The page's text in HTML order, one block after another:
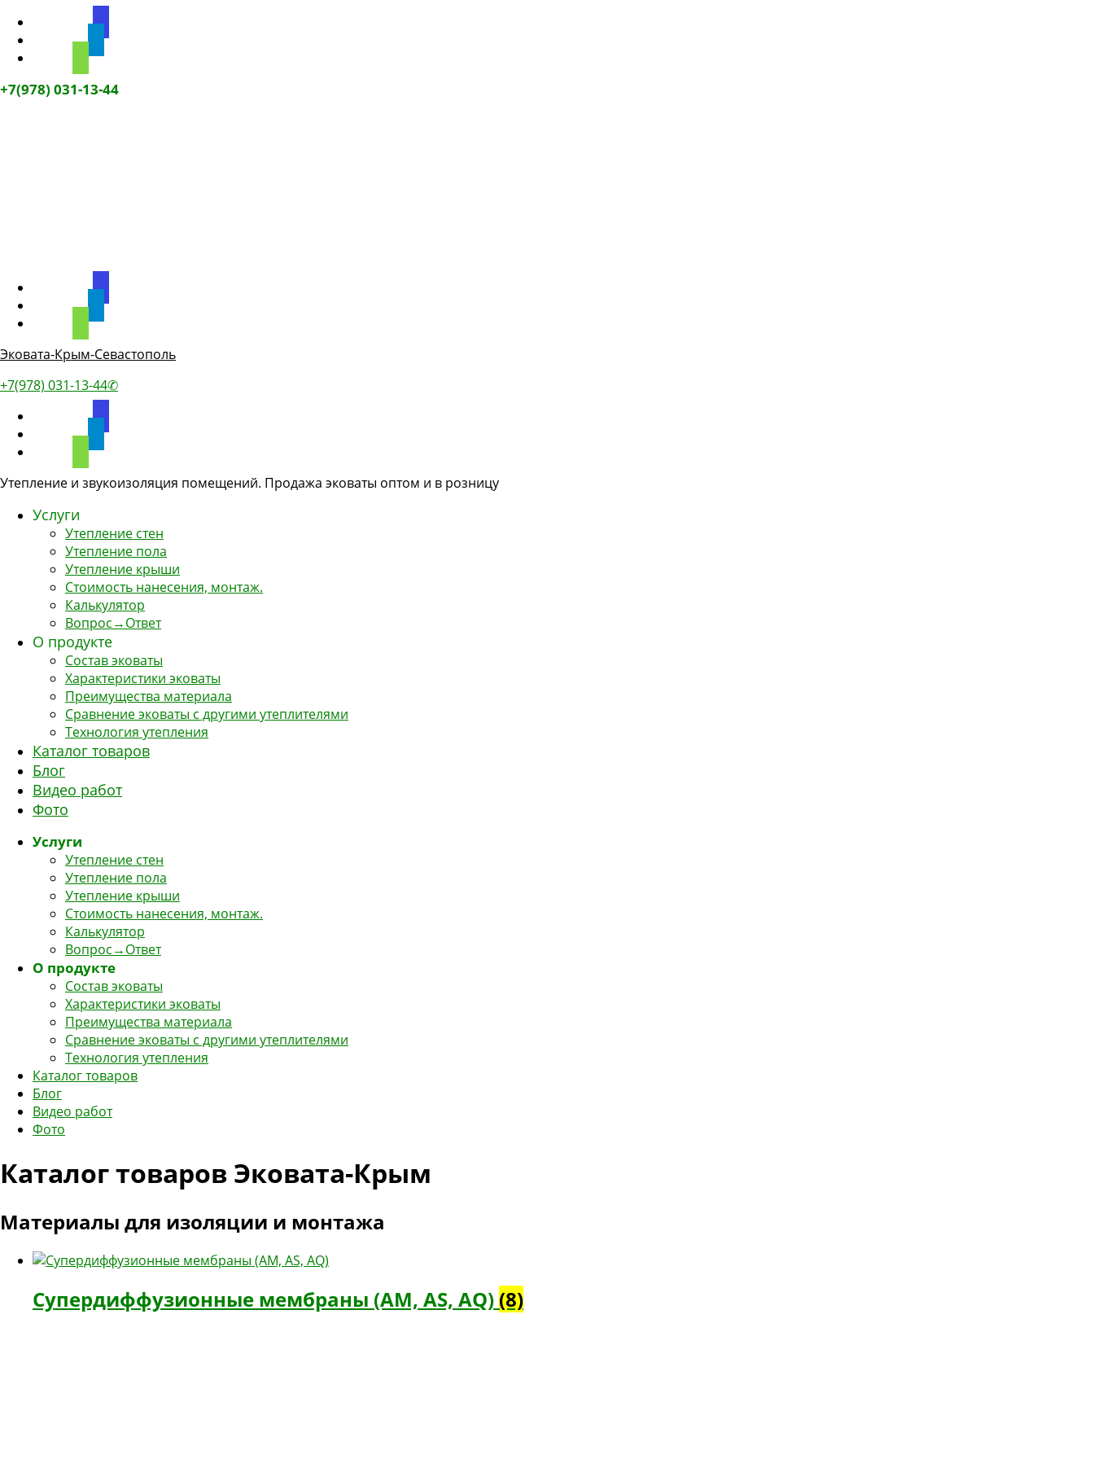
discourse
telegram
+7(978) 031-13-44
discourse
telegram
Эковата-Крым-Севастополь
+7(978) 031-13-44✆
discourse
telegram
Утепление и звукоизоляция помещений. Продажа эковаты оптом и в розницу
Услуги
Утепление стен
Утепление пола
Утепление крыши
Стоимость нанесения, монтаж.
Калькулятор
Вопрос→Ответ
О продукте
Состав эковаты
Характеристики эковаты
Преимущества материала
Сравнение эковаты с другими утеплителями
Технология утепления
Каталог товаров
Блог
Видео работ
Фото
Услуги
Утепление стен
Утепление пола
Утепление крыши
Стоимость нанесения, монтаж.
Калькулятор
Вопрос→Ответ
О продукте
Состав эковаты
Характеристики эковаты
Преимущества материала
Сравнение эковаты с другими утеплителями
Технология утепления
Каталог товаров
Блог
Видео работ
Фото
Каталог товаров Эковата-Крым
Материалы для изоляции и монтажа
Супердиффузионные мембраны (AM, AS, AQ) (8)